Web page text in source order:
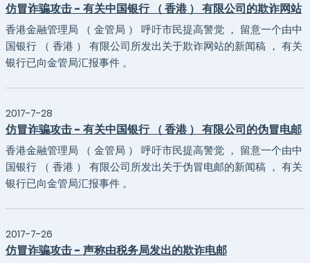
仿冒诈骗攻击 - 有关中国银行 （ 香港 ） 有限公司的欺诈网站
香港金融管理局 （ 金管局 ） 呼吁市民提高警觉 ， 留意一个由中
国银行 （ 香港 ） 有限公司所发出关于欺诈网站的新闻稿 ， 有关
银行已向金管局汇报事件 。
2017-7-28
仿冒诈骗攻击 - 有关中国银行 （ 香港 ） 有限公司的伪冒电邮
香港金融管理局 （ 金管局 ） 呼吁市民提高警觉 ， 留意一个由中
国银行 （ 香港 ） 有限公司所发出关于伪冒电邮的新闻稿 ， 有关
银行已向金管局汇报事件 。
2017-7-26
仿冒诈骗攻击 - 声称由税务局发出的欺诈电邮